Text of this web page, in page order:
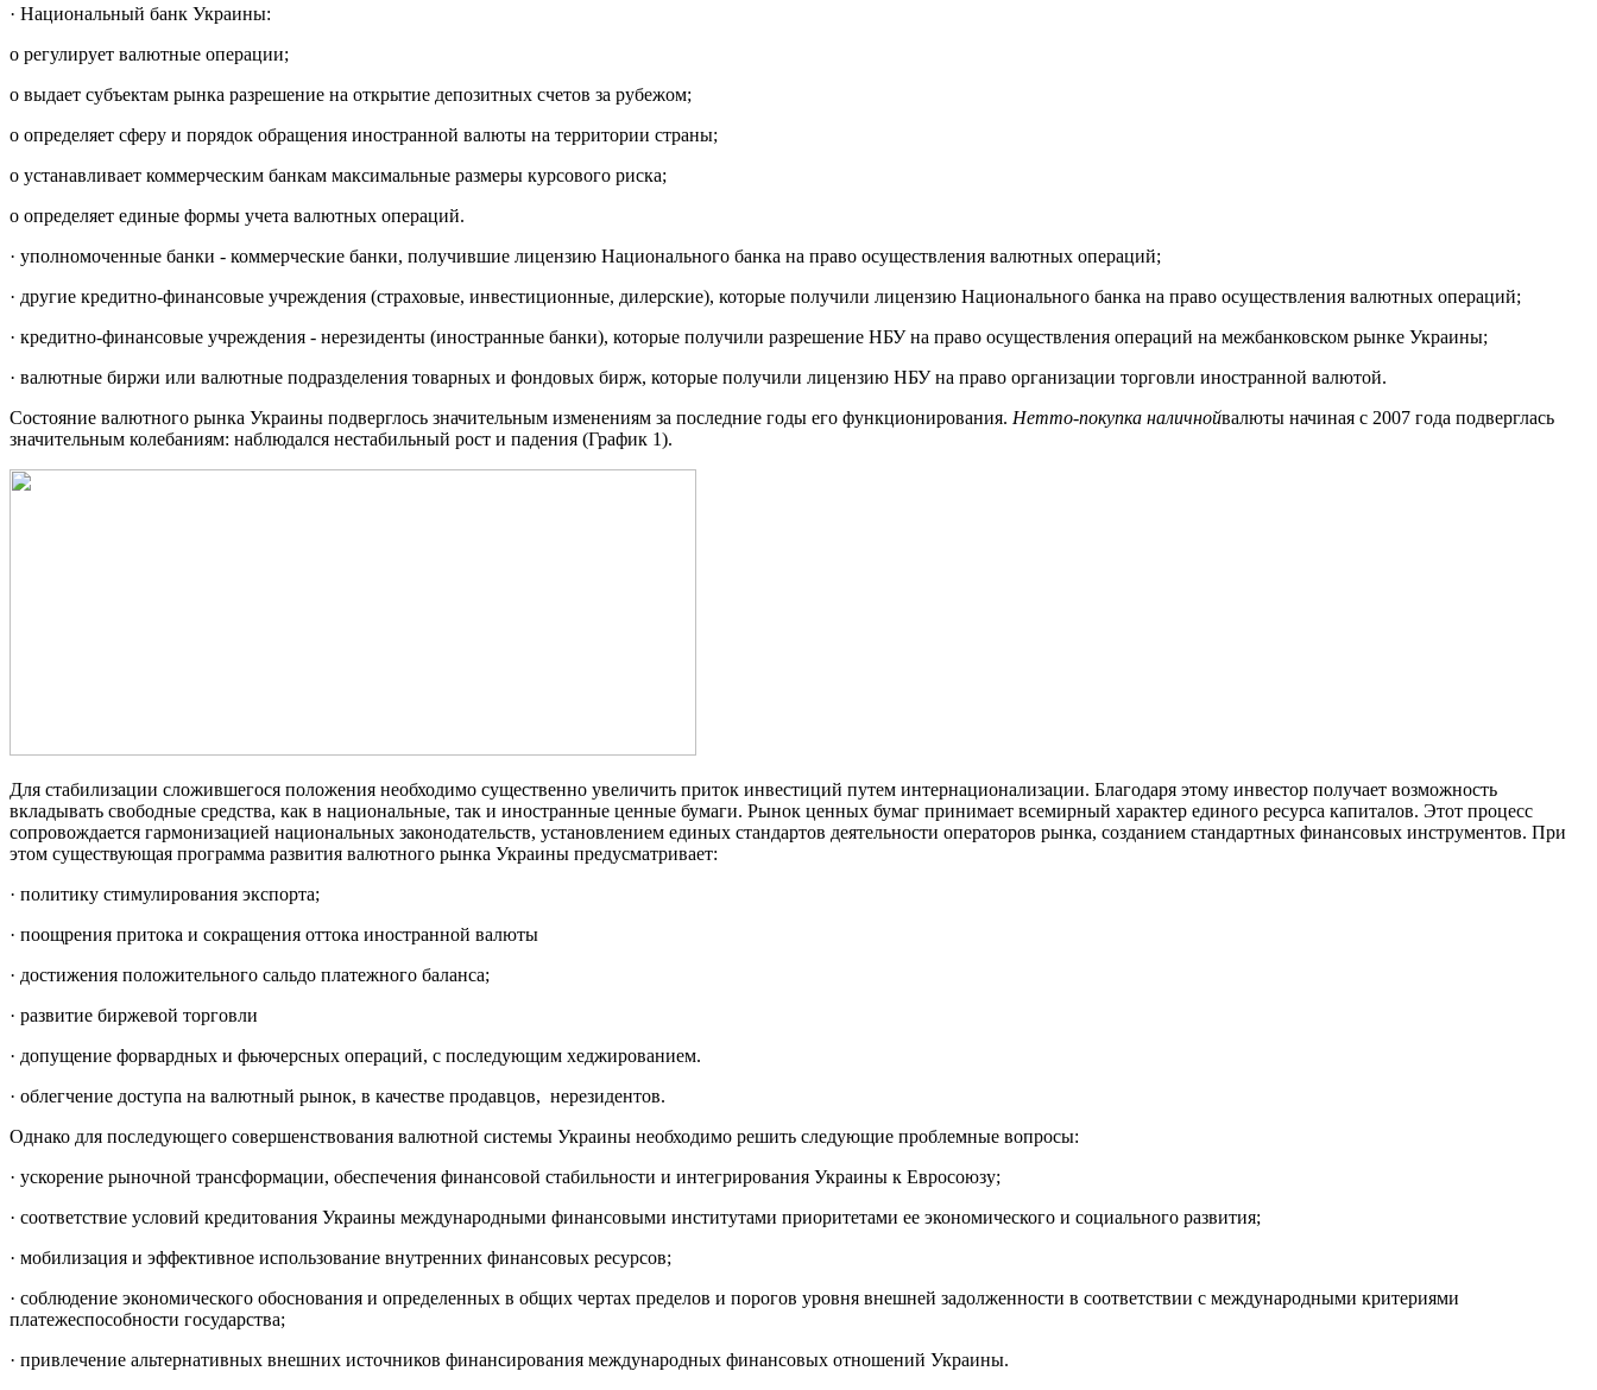
· Национальный банк Украины:
o регулирует валютные операции;
o выдает субъектам рынка разрешение на открытие депозитных счетов за рубежом;
o определяет сферу и порядок обращения иностранной валюты на территории страны;
o устанавливает коммерческим банкам максимальные размеры курсового риска;
o определяет единые формы учета валютных операций.
· уполномоченные банки - коммерческие банки, получившие лицензию Национального банка на право осуществления валютных операций;
· другие кредитно-финансовые учреждения (страховые, инвестиционные, дилерские), которые получили лицензию Национального банка на право осуществления валютных операций;
· кредитно-финансовые учреждения - нерезиденты (иностранные банки), которые получили разрешение НБУ на право осуществления операций на межбанковском рынке Украины;
· валютные биржи или валютные подразделения товарных и фондовых бирж, которые получили лицензию НБУ на право организации торговли иностранной валютой.
Состояние валютного рынка Украины подверглось значительным изменениям за последние годы его функционирования. Нетто-покупка наличнойвалюты начиная с 2007 года подверглась
значительным колебаниям: наблюдался нестабильный рост и падения (График 1).
Для стабилизации сложившегося положения необходимо существенно увеличить приток инвестиций путем интернационализации. Благодаря этому инвестор получает возможность
вкладывать свободные средства, как в национальные, так и иностранные ценные бумаги. Рынок ценных бумаг принимает всемирный характер единого ресурса капиталов. Этот процесс
сопровождается гармонизацией национальных законодательств, установлением единых стандартов деятельности операторов рынка, созданием стандартных финансовых инструментов. При
этом существующая программа развития валютного рынка Украины предусматривает:
· политику стимулирования экспорта;
· поощрения притока и сокращения оттока иностранной валюты
· достижения положительного сальдо платежного баланса;
· развитие биржевой торговли
· допущение форвардных и фьючерсных операций, с последующим хеджированием.
· облегчение доступа на валютный рынок, в качестве продавцов, нерезидентов.
Однако для последующего совершенствования валютной системы Украины необходимо решить следующие проблемные вопросы:
· ускорение рыночной трансформации, обеспечения финансовой стабильности и интегрирования Украины к Евросоюзу;
· соответствие условий кредитования Украины международными финансовыми институтами приоритетами ее экономического и социального развития;
· мобилизация и эффективное использование внутренних финансовых ресурсов;
· соблюдение экономического обоснования и определенных в общих чертах пределов и порогов уровня внешней задолженности в соответствии с международными критериями
платежеспособности государства;
· привлечение альтернативных внешних источников финансирования международных финансовых отношений Украины.